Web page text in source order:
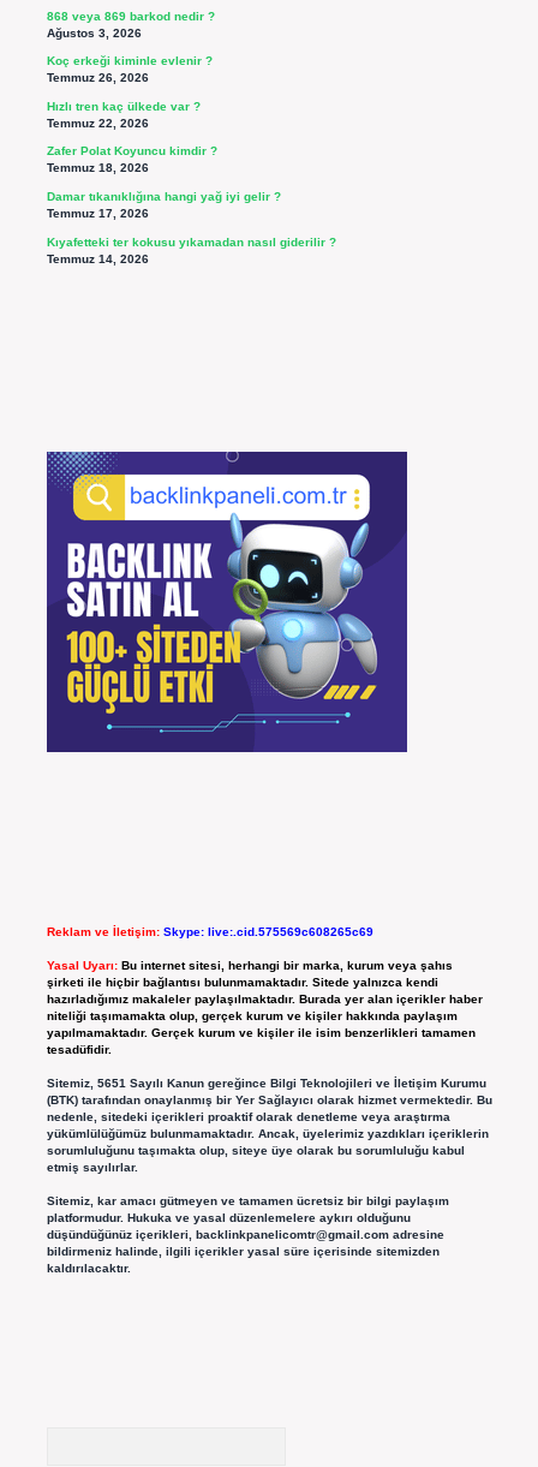
868 veya 869 barkod nedir ?
Ağustos 3, 2026
Koç erkeği kiminle evlenir ?
Temmuz 26, 2026
Hızlı tren kaç ülkede var ?
Temmuz 22, 2026
Zafer Polat Koyuncu kimdir ?
Temmuz 18, 2026
Damar tıkanıklığına hangi yağ iyi gelir ?
Temmuz 17, 2026
Kıyafetteki ter kokusu yıkamadan nasıl giderilir ?
Temmuz 14, 2026
Reklam ve İletişim: Skype: live:.cid.575569c608265c69
Yasal Uyarı: Bu internet sitesi, herhangi bir marka, kurum veya şahıs
şirketi ile hiçbir bağlantısı bulunmamaktadır. Sitede yalnızca kendi
hazırladığımız makaleler paylaşılmaktadır. Burada yer alan içerikler haber
niteliği taşımamakta olup, gerçek kurum ve kişiler hakkında paylaşım
yapılmamaktadır. Gerçek kurum ve kişiler ile isim benzerlikleri tamamen
tesadüfidir.
Sitemiz, 5651 Sayılı Kanun gereğince Bilgi Teknolojileri ve İletişim Kurumu
(BTK) tarafından onaylanmış bir Yer Sağlayıcı olarak hizmet vermektedir. Bu
nedenle, sitedeki içerikleri proaktif olarak denetleme veya araştırma
yükümlülüğümüz bulunmamaktadır. Ancak, üyelerimiz yazdıkları içeriklerin
sorumluluğunu taşımakta olup, siteye üye olarak bu sorumluluğu kabul
etmiş sayılırlar.
Sitemiz, kar amacı gütmeyen ve tamamen ücretsiz bir bilgi paylaşım
platformudur. Hukuka ve yasal düzenlemelere aykırı olduğunu
düşündüğünüz içerikleri, backlinkpanelicomtr@gmail.comadresine
bildirmeniz halinde, ilgili içerikler yasal süre içerisinde sitemizden
kaldırılacaktır.